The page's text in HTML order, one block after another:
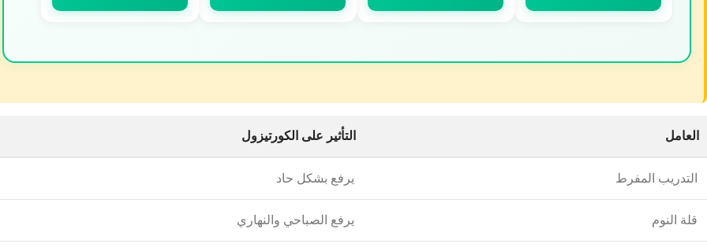
العامل التأثير على الكورتيزول
التدريب المفرط يرفع بشكل حاد
قلة النوم يرفع الصباحي والنهاري